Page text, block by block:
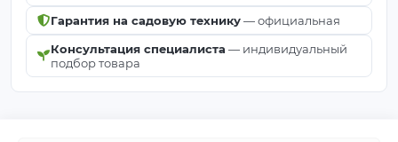
Гарантия на садовую технику— официальная
Консультация специалиста — индивидуальный
подбор товара